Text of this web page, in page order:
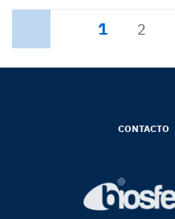
1 2
CONTACTO